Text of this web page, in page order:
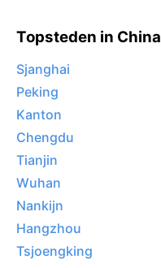
Topsteden in China
Sjanghai
Peking
Kanton
Chengdu
Tianjin
Wuhan
Nankijn
Hangzhou
Tsjoengking